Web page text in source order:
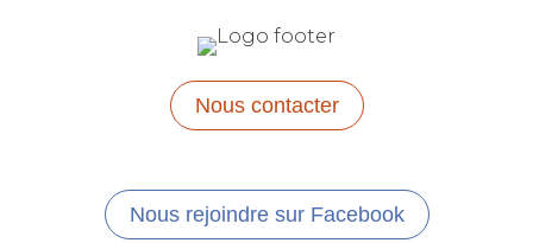
Nous contacter
Nous rejoindre sur Facebook